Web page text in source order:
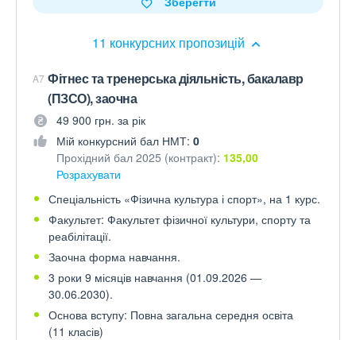
11 конкурсних пропозицій
A7 Фітнес та тренерська діяльність, бакалавр
(ПЗСО), заочна
49 900 грн. за рік
Мій конкурсний бал НМТ: 0
Прохідний бал 2025 (контракт): 135,00
Розрахувати
Спеціальність «Фізична культура і спорт», на 1 курс.
Факультет: Факультет фізичної культури, спорту та
реабілітації.
Заочна форма навчання.
3 роки 9 місяців навчання (01.09.2026 —
30.06.2030).
Основа вступу: Повна загальна середня освіта
(11 класів)